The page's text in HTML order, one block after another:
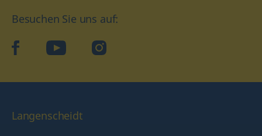
Besuchen Sie uns auf:
facebookYouTube Instagram
Langenscheidt